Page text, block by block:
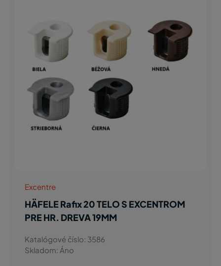
Excentre
HÄFELE Rafix 20 TELO S EXCENTROM
PRE HR. DREVA 19MM
Katalógové číslo: 3586
Skladom: Áno